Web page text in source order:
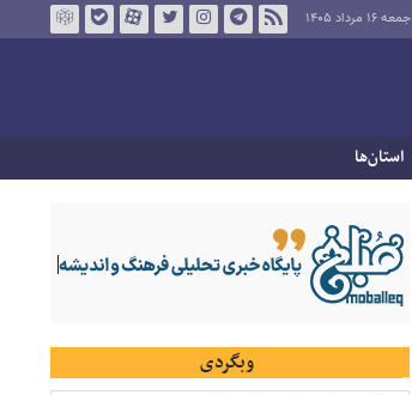
جمعه ۱۶ مرداد ۱۴۰۵
استان‌ها
وبگردی